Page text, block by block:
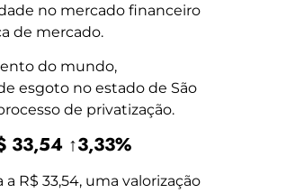
no mercado financeiro
de mercado.
do mundo,
esgoto no estado de São
de privatização.
33,54 ↑3,33%
R$ 33,54, uma valorização